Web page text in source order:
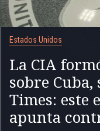
Estados Unidos
La CIA
sobre
Times: este
apunta